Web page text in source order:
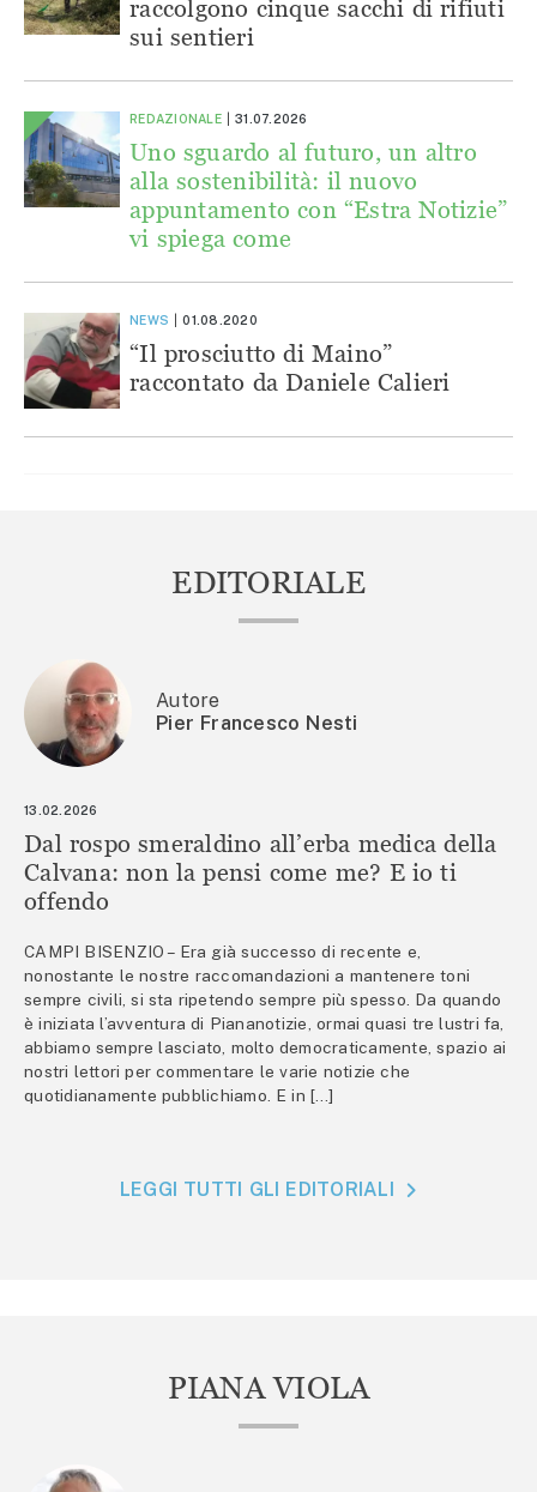
raccolgono cinque sacchi di rifiuti
sui sentieri
REDAZIONALE 31.07.2026
Uno sguardo al futuro, un altro
alla sostenibilità: il nuovo
appuntamento con “Estra Notizie”
vi spiega come
NEWS 01.08.2020
“Il prosciutto di Maino”
raccontato da Daniele Calieri
EDITORIALE
Autore
Pier Francesco Nesti
13.02.2026
Dal rospo smeraldino all’erba medica della
Calvana: non la pensi come me? E io ti
offendo
CAMPI BISENZIO – Era già successo di recente e,
nonostante le nostre raccomandazioni a mantenere toni
sempre civili, si sta ripetendo sempre più spesso. Da quando
è iniziata l’avventura di Piananotizie, ormai quasi tre lustri fa,
abbiamo sempre lasciato, molto democraticamente, spazio ai
nostri lettori per commentare le varie notizie che
quotidianamente pubblichiamo. E in […]
LEGGI TUTTI GLI EDITORIALI
PIANA VIOLA